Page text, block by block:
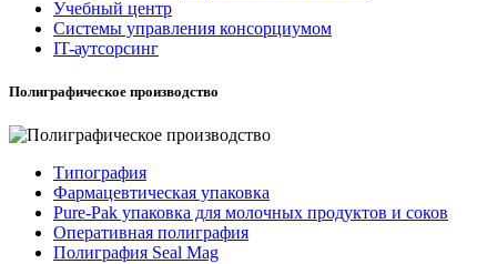
Учебный центр
Системы управления консорциумом
IT-аутсорсинг
Полиграфическое производство
Типография
Фармацевтическая упаковка
Pure-Pak упаковка для молочных продуктов и соков
Оперативная полиграфия
Полиграфия Seal Mag